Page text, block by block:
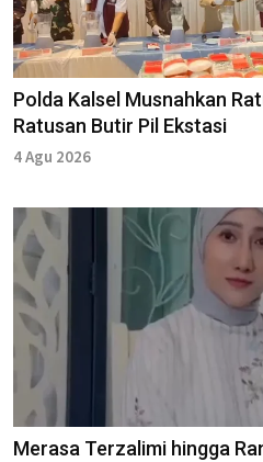
Polda Kalsel Musnahkan
Ratusan Butir Pil Ekstasi
4 Agu 2026
Merasa Terzalimi hingga